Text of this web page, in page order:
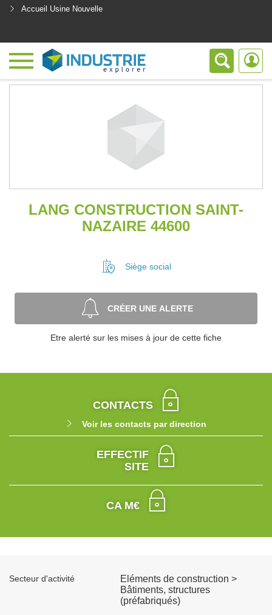
Accueil Usine Nouvelle
LANG CONSTRUCTION SAINT-
NAZAIRE 44600
Siège social
CRÉER UNE ALERTE
Etre alerté sur les mises à jour de cette fiche
CONTACTS
Voir les contacts par direction
EFFECTIF
SITE
CA M€
Secteur d'activité
Eléments de construction >
Bâtiments, structures
(préfabriqués)